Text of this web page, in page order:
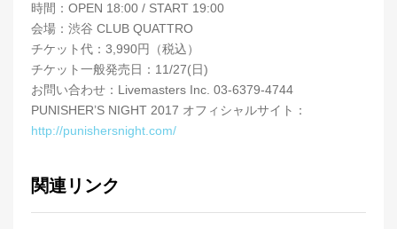
時間：OPEN 18:00 / START 19:00
会場：渋谷 CLUB QUATTRO
チケット代：3,990円（税込）
チケット一般発売日：11/27(日)
お問い合わせ：Livemasters Inc. 03-6379-4744
PUNISHER’S NIGHT 2017 オフィシャルサイト：
http://punishersnight.com/
関連リンク